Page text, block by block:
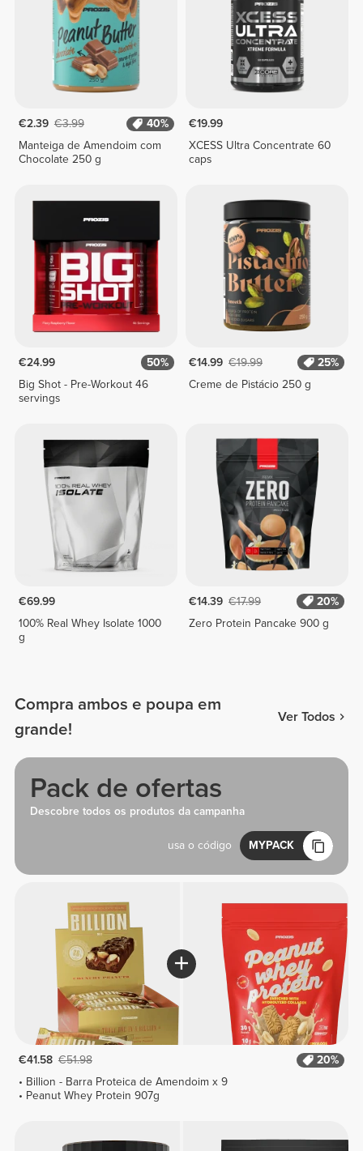
€2.39 €3.99
40%
Manteiga de Amendoim com
Chocolate 250 g
€19.99
XCESS Ultra Concentrate 60
caps
€24.99
50%
Big Shot - Pre-Workout 46
servings
€14.99 €19.99
25%
Creme de Pistácio 250 g
€69.99
100% Real Whey Isolate 1000
g
€14.39 €17.99
20%
Zero Protein Pancake 900 g
Compra ambos e poupa em
grande!
Ver Todos
Pack de ofertas
Descobre todos os produtos da campanha
usa o código MYPACK
€41.58 €51.98
20%
Billion - Barra Proteica de Amendoim x 9
Peanut Whey Protein 907g